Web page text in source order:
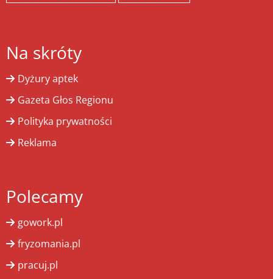
Na skróty
Dyżury aptek
Gazeta Głos Regionu
Polityka prywatności
Reklama
Polecamy
gowork.pl
fryzomania.pl
pracuj.pl